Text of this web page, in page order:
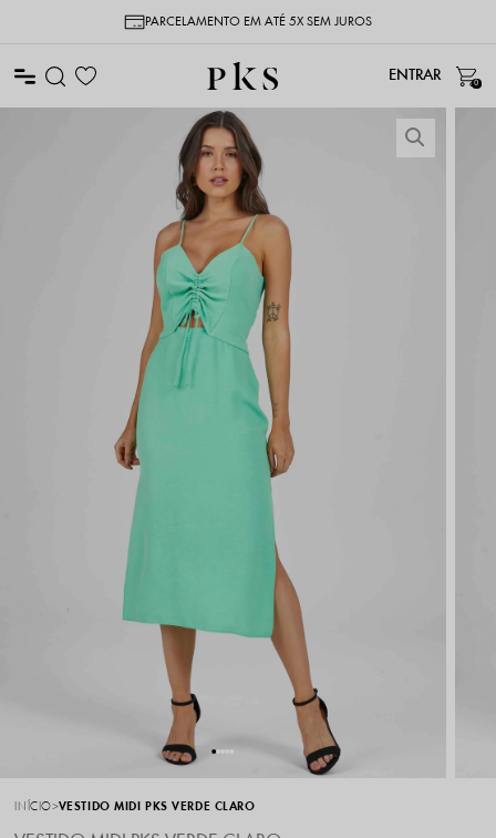
PARCELAMENTO EM ATÉ 5X SEM JUROS
0
INÍCIO VESTIDO MIDI PKS VERDE CLARO